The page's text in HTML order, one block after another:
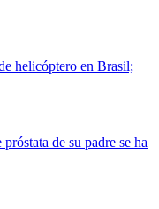
helicóptero en Brasil;
de su padre se ha